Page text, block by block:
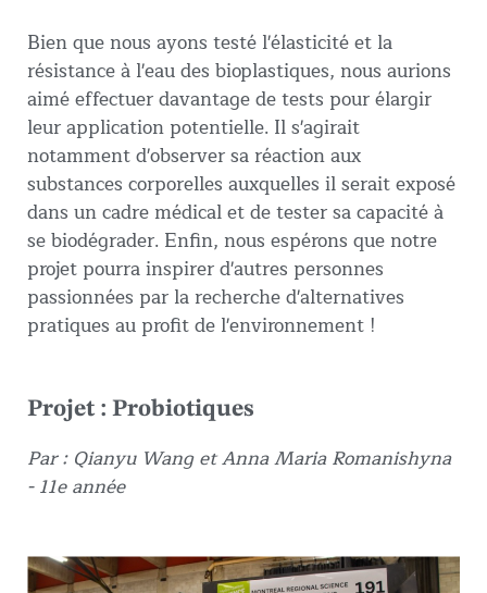
Bien que nous ayons testé l'élasticité et la
résistance à l'eau des bioplastiques, nous aurions
aimé effectuer davantage de tests pour élargir
leur application potentielle. Il s'agirait
notamment d'observer sa réaction aux
substances corporelles auxquelles il serait exposé
dans un cadre médical et de tester sa capacité à
se biodégrader. Enfin, nous espérons que notre
projet pourra inspirer d'autres personnes
passionnées par la recherche d'alternatives
pratiques au profit de l'environnement !
Projet : Probiotiques
Par : Qianyu Wang et Anna Maria Romanishyna
- 11e année